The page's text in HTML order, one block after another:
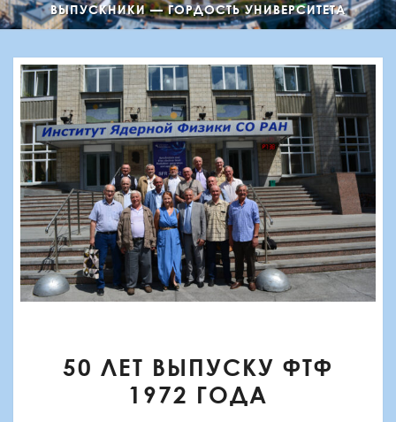
ВЫПУСКНИКИ — ГОРДОСТЬ УНИВЕРСИТЕТА
ЛЕТ
ВЫПУСКУ
50 ЛЕТ ВЫПУСКУ ФТФ
1972 ГОДА